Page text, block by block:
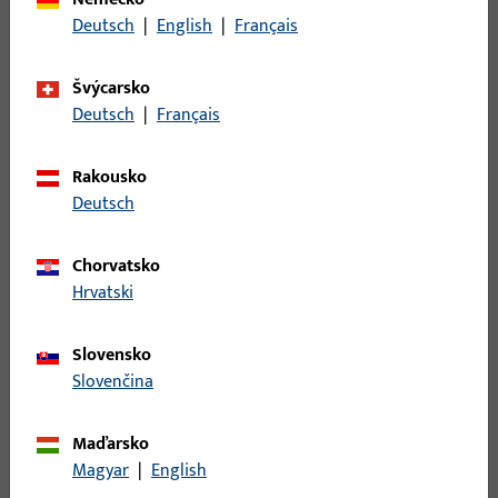
Hmotnost brutto
Pro získání informací o ceně nebo objednávku zboží se
Vytvořit účet
Deutsch | English | Français
Švýcarsko
Deutsch | Français
Rakousko
Deutsch
Chorvatsko
Hrvatski
Slovensko
Slovenčina
Maďarsko
Magyar | English